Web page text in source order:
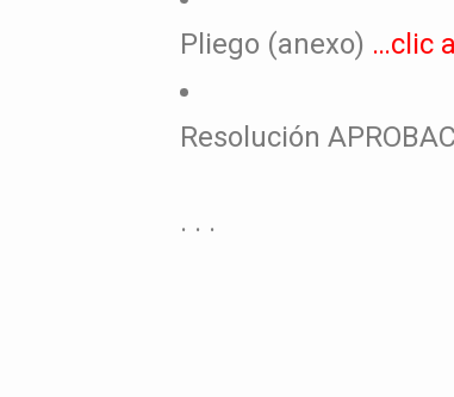
Pliego (anexo) …clic
Resolución
. . .